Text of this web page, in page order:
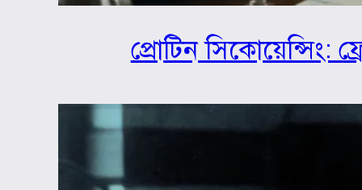
প্রোটিন সিকোয়েন্সিং: